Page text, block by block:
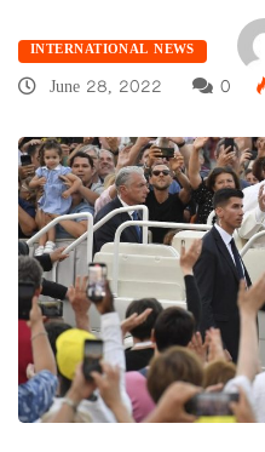
INTERNATIONAL NEWS
June 28, 2022
0